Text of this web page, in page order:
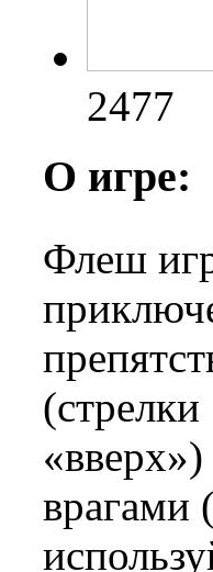
2477
О игре:
Флеш
врагами